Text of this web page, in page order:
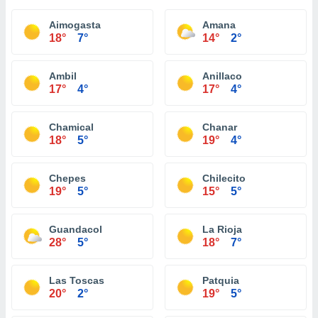
Aimogasta
18° 7°
Amana
14° 2°
Ambil
17° 4°
Anillaco
17° 4°
Chamical
18° 5°
Chanar
19° 4°
Chepes
19° 5°
Chilecito
15° 5°
Guandacol
28° 5°
La Rioja
18° 7°
Las Toscas
20° 2°
Patquia
19° 5°